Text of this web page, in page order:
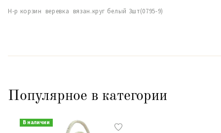
Н-р корзин веревка вязан.круг белый 3шт(0795-9)
Популярное в категории
В наличии